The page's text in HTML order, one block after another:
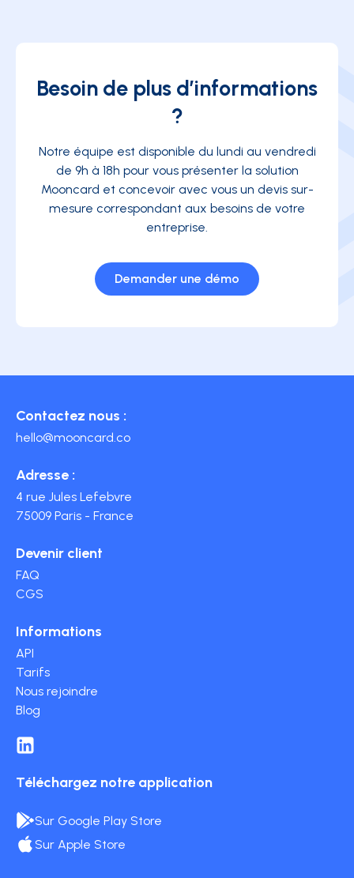
Besoin de plus d’informations
?
Notre équipe est disponible du lundi au vendredi
de 9h à 18h pour vous présenter la solution
Mooncard et concevoir avec vous un devis sur-
mesure correspondant aux besoins de votre
entreprise.
Demander une démo
Contactez nous :
hello@mooncard.co
Adresse :
4 rue Jules Lefebvre
75009 Paris - France
Devenir client
FAQ
CGS
Informations
API
Tarifs
Nous rejoindre
Blog
Téléchargez notre application
Sur Google Play Store
Sur Apple Store